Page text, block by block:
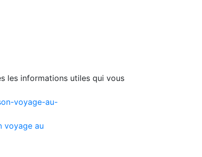
les informations utiles qui vous
voyage au